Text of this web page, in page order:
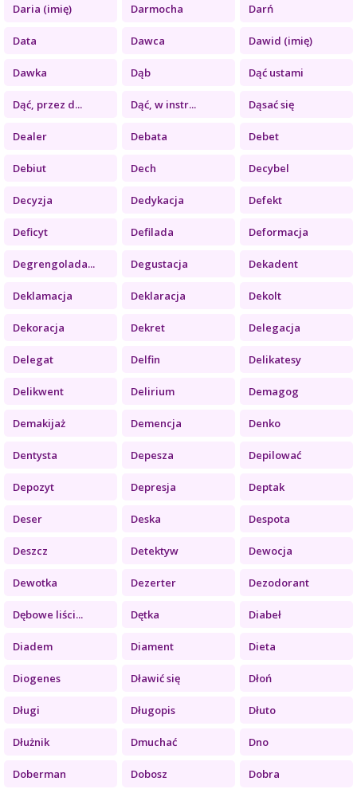
Daria (imię) Darmocha Darń
Data Dawca Dawid (imię)
Dawka Dąb Dąć ustami
Dąć, przez d... Dąć, w instr... Dąsać się
Dealer Debata Debet
Debiut Dech Decybel
Decyzja Dedykacja Defekt
Deficyt Defilada Deformacja
Degrengolada... Degustacja Dekadent
Deklamacja Deklaracja Dekolt
Dekoracja Dekret Delegacja
Delegat Delfin Delikatesy
Delikwent Delirium Demagog
Demakijaż Demencja Denko
Dentysta Depesza Depilować
Depozyt Depresja Deptak
Deser Deska Despota
Deszcz Detektyw Dewocja
Dewotka Dezerter Dezodorant
Dębowe liści... Dętka Diabeł
Diadem Diament Dieta
Diogenes Dławić się Dłoń
Długi Długopis Dłuto
Dłużnik Dmuchać Dno
Doberman Dobosz Dobra